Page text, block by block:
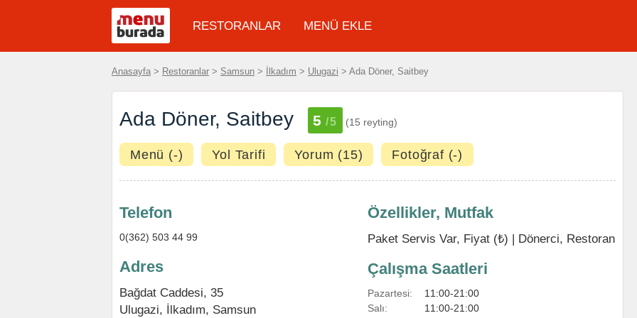
RESTORANLAR MENÜ EKLE
Anasayfa > Restoranlar > Samsun > İlkadım > Ulugazi > Ada Döner, Saitbey
Ada Döner, Saitbey 5 /5 (15 reyting)
Menü (-) Yol Tarifi Yorum (15) Fotoğraf (-)
Telefon
0(362) 503 44 99
Adres
Bağdat Caddesi, 35
Ulugazi, İlkadım, Samsun
Özellikler, Mutfak
Paket Servis Var, Fiyat (₺) | Dönerci, Restoran
Çalışma Saatleri
Pazartesi:
11:00-21:00
Salı:
11:00-21:00